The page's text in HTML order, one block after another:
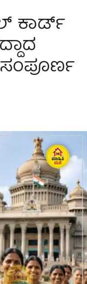
ಕಾರ್ಡ್